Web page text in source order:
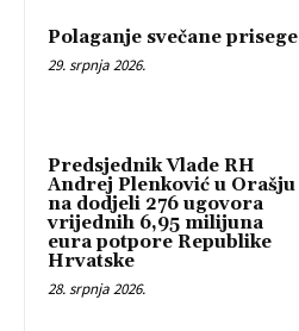
Polaganje svečane prisege
29. srpnja 2026.
Predsjednik Vlade RH
Andrej Plenković u Orašju
na dodjeli 276 ugovora
vrijednih 6,95 milijuna
eura potpore Republike
Hrvatske
28. srpnja 2026.